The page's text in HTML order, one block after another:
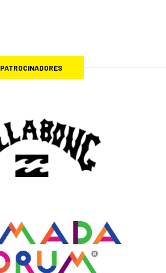
PATROCINADORES